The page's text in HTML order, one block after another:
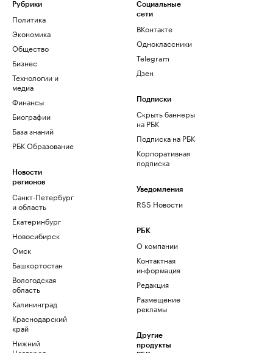
Рубрики
Политика
Экономика
Общество
Бизнес
Технологии и
медиа
Финансы
Биографии
База знаний
РБК Образование
Новости
регионов
Санкт-Петербург
и область
Екатеринбург
Новосибирск
Омск
Башкортостан
Вологодская
область
Калининград
Краснодарский
край
Нижний
Социальные
сети
ВКонтакте
Одноклассники
Telegram
Дзен
Подписки
Скрыть баннеры
на РБК
Подписка на РБК
Корпоративная
подписка
Уведомления
RSS Новости
РБК
О компании
Контактная
информация
Редакция
Размещение
рекламы
Другие
продукты